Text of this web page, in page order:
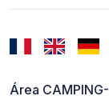
Área